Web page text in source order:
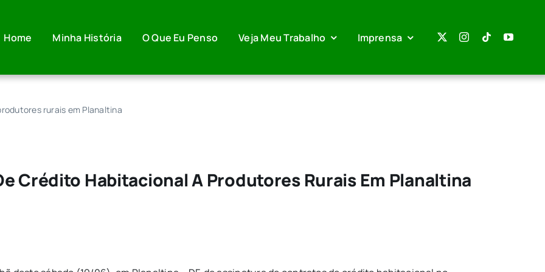
Home Minha História O Que Eu Penso Veja Meu Trabalho Imprensa
rurais em Planaltina
Crédito Habitacional A Produtores Rurais Em Planaltina